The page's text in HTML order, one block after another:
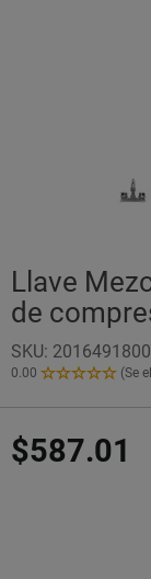
Llave
de
SKU:
0.00
0.00
Estrellas!
(Se
$587.01